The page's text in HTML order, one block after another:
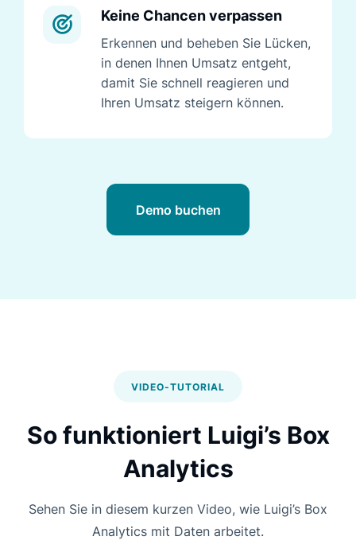
Keine Chancen verpassen
Erkennen und beheben Sie Lücken,
in denen Ihnen Umsatz entgeht,
damit Sie schnell reagieren und
Ihren Umsatz steigern können.
Demo buchen
VIDEO-TUTORIAL
So funktioniert Luigi’s Box
Analytics
Sehen Sie in diesem kurzen Video, wie Luigi’s Box
Analytics mit Daten arbeitet.